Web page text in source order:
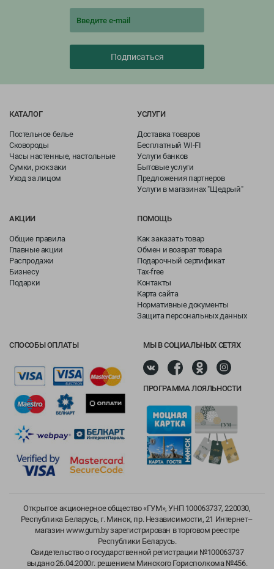
Подписаться
КАТАЛОГ
Постельное белье
Сковороды
Часы настенные, настольные
Сумки, рюкзаки
Уход за лицом
УСЛУГИ
Доставка товаров
Бесплатный WI-FI
Услуги банков
Бытовые услуги
Предложения партнеров
Услуги в магазинах "Щедрый"
АКЦИИ
Общие правила
Главные акции
Распродажи
Бизнесу
Подарки
ПОМОЩЬ
Как заказать товар
Обмен и возврат товара
Подарочный сертификат
Tax-free
Контакты
Карта сайта
Нормативные документы
Защита персональных данных
СПОСОБЫ ОПЛАТЫ МЫ В СОЦИАЛЬНЫХ СЕТЯХ
ПРОГРАММА ЛОЯЛЬНОСТИ
Открытое акционерное общество «ГУМ», УНП 100063737, 220030,
Республика Беларусь, г. Минск, пр. Независимости, 21 Интернет–
магазин www.gum.by зарегистрирован в торговом реестре
Республики Беларусь.
Свидетельство о государственной регистрации №100063737
выдано 26.04.2000г. решением Минского Горисполкома №456.